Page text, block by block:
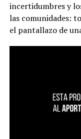
incertidumbres y
las comunidades:
el pantallazo de